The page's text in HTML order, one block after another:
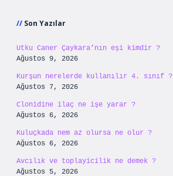
Son Yazılar
Utku Caner Çaykara’nın eşi kimdir ?
Ağustos 9, 2026
Kurşun nerelerde kullanılır 4. sınıf ?
Ağustos 7, 2026
Clonidine ilaç ne işe yarar ?
Ağustos 6, 2026
Kuluçkada nem az olursa ne olur ?
Ağustos 6, 2026
Avcılık ve toplayicilik ne demek ?
Ağustos 5, 2026